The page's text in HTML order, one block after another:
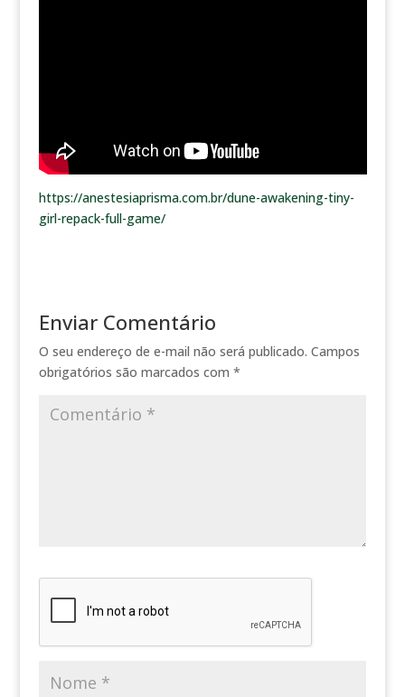
https://anestesiaprisma.com.br/dune-awakening-tiny-
girl-repack-full-game/
Enviar Comentário
O seu endereço de e-mail não será publicado. Campos
obrigatórios são marcados com *